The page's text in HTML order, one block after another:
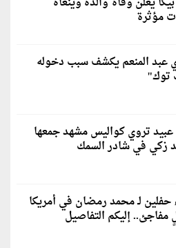
مؤثرة
عبد المنعم يكشف سبب دخوله
توك"
عبيد تروي كواليس مشهد جمعها
زكي في شادر السمك
حفلين لـ محمد رمضان في أمريكا
مفاجئ.. إليكم التفاصيل